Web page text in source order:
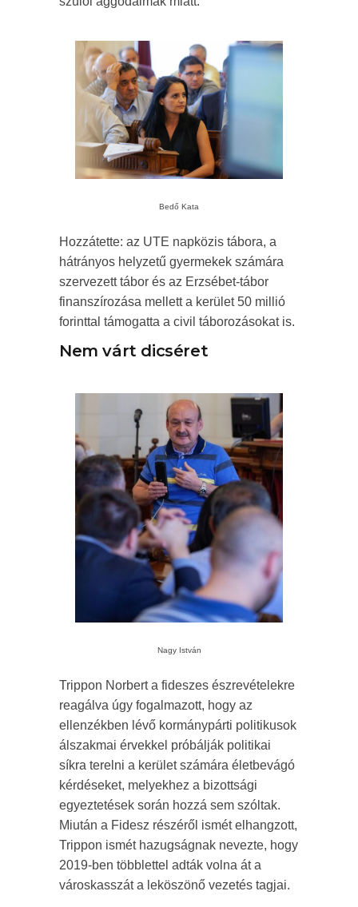
Bedő Kata
Hozzátette: az UTE napközis tábora, a
hátrányos helyzetű gyermekek számára
szervezett tábor és az Erzsébet-tábor
finanszírozása mellett a kerület 50 millió
forinttal támogatta a civil táborozásokat is.
Nem várt dicséret
Nagy István
Trippon Norbert a fideszes észrevételekre
reagálva úgy fogalmazott, hogy az
ellenzékben lévő kormánypárti politikusok
álszakmai érvekkel próbálják politikai
síkra terelni a kerület számára életbevágó
kérdéseket, melyekhez a bizottsági
egyeztetések során hozzá sem szóltak.
Miután a Fidesz részéről ismét elhangzott,
Trippon ismét hazugságnak nevezte, hogy
2019-ben többlettel adták volna át a
városkasszát a leköszönő vezetés tagjai.